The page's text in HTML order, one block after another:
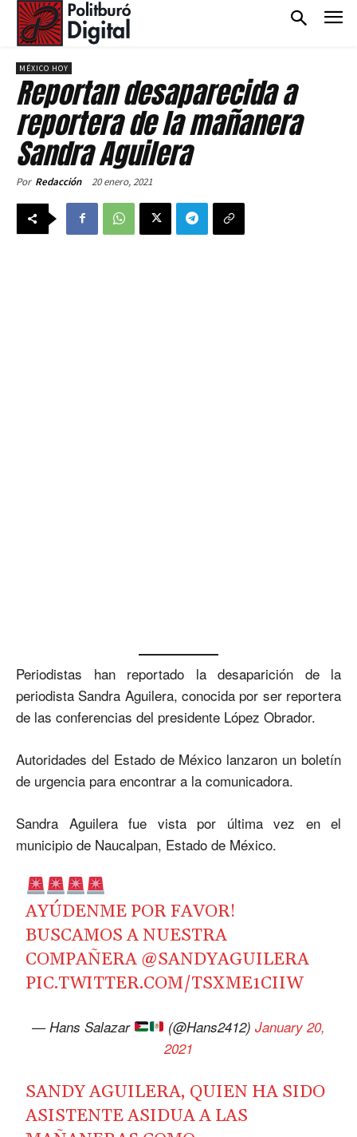
MÉXICO HOY
Reportan desaparecida a
reportera de la mañanera
Sandra Aguilera
Por Redacción 20 enero, 2021
Periodistas han reportado la desaparición de la
periodista Sandra Aguilera, conocida por ser reportera
de las conferencias del presidente López Obrador.
Autoridades del Estado de México lanzaron un boletín
de urgencia para encontrar a la comunicadora.
Sandra Aguilera fue vista por última vez en el
municipio de Naucalpan, Estado de México.
AYÚDENME POR FAVOR!
BUSCAMOS A NUESTRA
COMPAÑERA @SANDYAGUILERA
PIC.TWITTER.COM/TSXME1CIIW
— Hans Salazar (@Hans2412)January 20,
2021
SANDY AGUILERA, QUIEN HA SIDO
ASISTENTE ASIDUA A LAS